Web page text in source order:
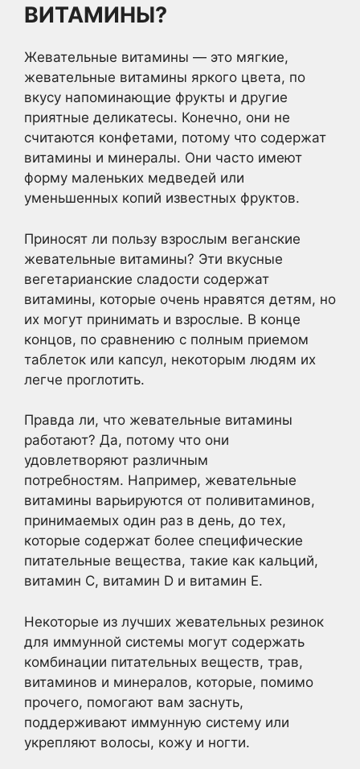
ВИТАМИНЫ?
Жевательные витамины — это мягкие,
жевательные витамины яркого цвета, по
вкусу напоминающие фрукты и другие
приятные деликатесы. Конечно, они не
считаются конфетами, потому что содержат
витамины и минералы. Они часто имеют
форму маленьких медведей или
уменьшенных копий известных фруктов.
Приносят ли пользу взрослым веганские
жевательные витамины? Эти вкусные
вегетарианские сладости содержат
витамины, которые очень нравятся детям, но
их могут принимать и взрослые. В конце
концов, по сравнению с полным приемом
таблеток или капсул, некоторым людям их
легче проглотить.
Правда ли, что жевательные витамины
работают? Да, потому что они
удовлетворяют различным
потребностям. Например, жевательные
витамины варьируются от поливитаминов,
принимаемых один раз в день, до тех,
которые содержат более специфические
питательные вещества, такие как кальций,
витамин С, витамин D и витамин Е.
Некоторые из лучших жевательных резинок
для иммунной системы могут содержать
комбинации питательных веществ, трав,
витаминов и минералов, которые, помимо
прочего, помогают вам заснуть,
поддерживают иммунную систему или
укрепляют волосы, кожу и ногти.